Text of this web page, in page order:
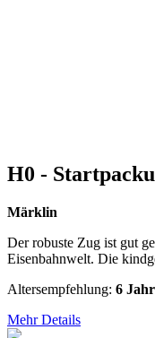
H0 -
Märklin
Der robuste Zug ist gut
Eisenbahnwelt. Die
Altersempfehlung: 6
Mehr Details